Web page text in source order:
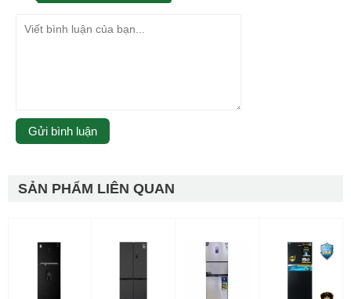
SẢN PHẨM LIÊN QUAN